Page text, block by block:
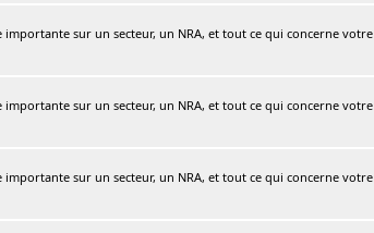
sur un secteur, un NRA, et tout ce qui concerne votre
sur un secteur, un NRA, et tout ce qui concerne votre
sur un secteur, un NRA, et tout ce qui concerne votre